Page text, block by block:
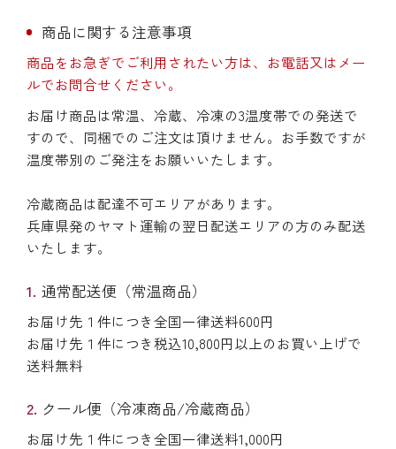
商品に関する注意事項
商品をお急ぎでご利用されたい方は、お電話又はメー
ルでお問合せください。
お届け商品は常温、冷蔵、冷凍の3温度帯での発送で
すので、同梱でのご注文は頂けません。お手数ですが
温度帯別のご発注をお願いいたします。
冷蔵商品は配達不可エリアがあります。
兵庫県発のヤマト運輸の翌日配送エリアの方のみ配送
いたします。
通常配送便（常温商品）
お届け先１件につき全国一律送料600円
お届け先１件につき税込10,800円以上のお買い上げで
送料無料
クール便（冷凍商品/冷蔵商品）
お届け先１件につき全国一律送料1,000円